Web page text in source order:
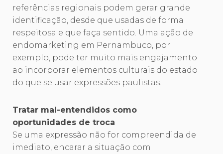
referências regionais podem gerar grande
identificação, desde que usadas de forma
respeitosa e que faça sentido. Uma ação de
endomarketing em Pernambuco, por
exemplo, pode ter muito mais engajamento
ao incorporar elementos culturais do estado
do que se usar expressões paulistas.
Tratar mal-entendidos como
oportunidades de troca
Se uma expressão não for compreendida de
imediato, encarar a situação com